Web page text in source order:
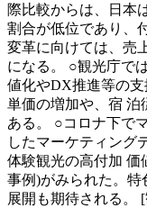
際比較からは、日本
割合が低位であり、
変革に向けては、売
になる。 ○観光庁で
値化やDX推進等の
単価の増加や、宿 泊
ある。 ○コロナ下で
したマーケティング
体験観光の高付加 価
事例)がみられた。
展開も期待される。